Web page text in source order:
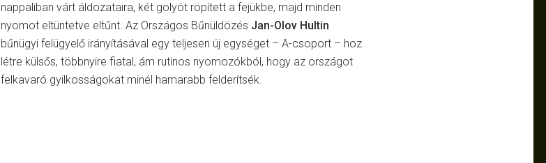
nappaliban várt áldozataira, két golyót röpített a fejükbe, majd minden
nyomot eltüntetve eltűnt. Az Országos Bűnüldözés Jan-Olov Hultin
bűnügyi felügyelő irányításával egy teljesen új egységet – A-csoport – hoz
létre külsős, többnyire fiatal, ám rutinos nyomozókból, hogy az országot
felkavaró gyilkosságokat minél hamarabb felderítsék.